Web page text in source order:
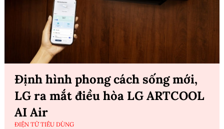
Định hình phong cách sống mới,
LG ra mắt điều hòa LG ARTCOOL
AI Air
ĐIỆN TỬ TIÊU DÙNG